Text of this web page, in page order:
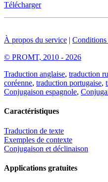
Télécharger
À propos du service |
© PROMT, 2010 - 2026
Traduction anglaise, traduction
coréenne, traduction portugaise,
Conjugaison espagnole,
Caractéristiques
Traduction de texte
Exemples de contexte
Conjugaison et déclinaison
Applications gratuites